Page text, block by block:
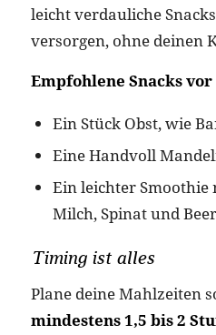
leicht verdauliche
versorgen, ohne deinen
Empfohlene Snacks vor
Ein Stück Obst, wie
Eine Handvoll
Ein leichter
Milch, Spinat und
Timing ist alles
Plane deine Mahlzeiten
mindestens 1,5 bis 2